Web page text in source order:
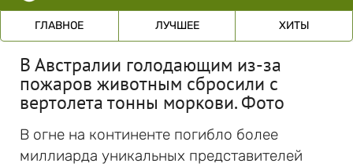
ГЛАВНОЕ ЛУЧШЕЕ ХИТЫ
В Австралии голодающим из-за
пожаров животным сбросили с
вертолета тонны моркови. Фото
В огне на континенте погибло более
миллиарда уникальных представителей